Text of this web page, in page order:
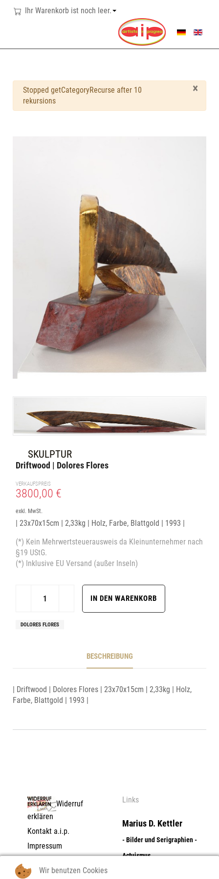
Ihr Warenkorb ist noch leer.
SPRACHE
×
Warnung
Stopped getCategoryRecurse after 10
rekursions
SKULPTUR
Driftwood | Dolores Flores
VERKAUFSPREIS
3800,00 €
exkl. MwSt.
| 23x70x15cm | 2,33kg | Holz, Farbe, Blattgold | 1993 |
(*) Kein Mehrwertsteuerausweis da Kleinunternehmer nach
§19 UStG.
(*) Inklusive EU Versand (außer Inseln)
DOLORES FLORES
BESCHREIBUNG
| Driftwood | Dolores Flores | 23x70x15cm | 2,33kg | Holz,
Farbe, Blattgold | 1993 |
Widerruf
erklären
Kontakt a.i.p.
Impressum
AGB | Zahlungs- und
Links
Marius D. Kettler
- Bilder und Serigraphien -
Actuismus
Wir benutzen Cookies